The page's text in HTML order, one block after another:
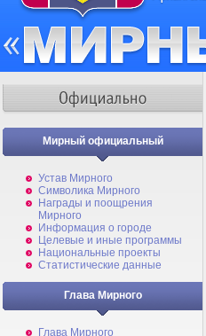
Мирный официальный
Устав Мирного
Символика Мирного
Награды и поощрения
Мирного
Информация о городе
Целевые и иные программы
Национальные проекты
Статистические данные
Глава Мирного
Глава Мирного